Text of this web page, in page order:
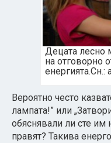
Децата лесно
на отговорно
енергията.Сн.:
Вероятно често
лампата!” или
обяснявали ли сте им
правят? Такива